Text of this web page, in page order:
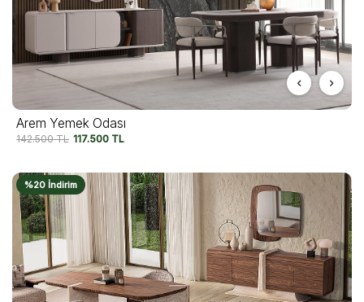
Arem Yemek Odası
142.500TL 117.500 TL
%20 İndirim